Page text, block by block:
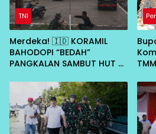
TNI
Merdeka! 🇮🇩 KORAMIL
BAHODOPI “BEDAH”
PANGKALAN SAMBUT HUT RI